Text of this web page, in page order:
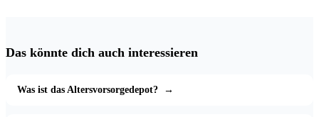
Das könnte dich auch interessieren
Was ist das Altersvorsorgedepot? →